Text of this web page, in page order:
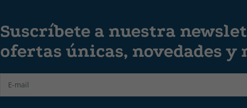
Suscríbete a nuestra
ofertas únicas, novedades y